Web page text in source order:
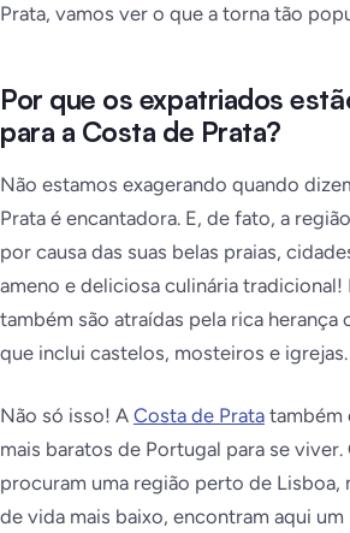
Prata, vamos ver o que a torna tão
Por que os expatriados
para a Costa de Prata?
Não estamos exagerando quando
Prata é encantadora. E, de fato, a
por causa das suas belas praias,
ameno e deliciosa culinária tradicional!
também são atraídas pela rica herança
que inclui castelos, mosteiros e igrejas.
Não só isso! A Costa de Prata também
mais baratos de Portugal para se
procuram uma região perto de Lisboa,
de vida mais baixo, encontram aqui um